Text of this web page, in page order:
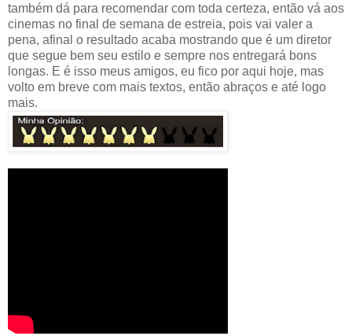
também dá para recomendar com toda certeza, então vá aos
cinemas no final de semana de estreia, pois vai valer a
pena, afinal o resultado acaba mostrando que é um diretor
que segue bem seu estilo e sempre nos entregará bons
longas. E é isso meus amigos, eu fico por aqui hoje, mas
volto em breve com mais textos, então abraços e até logo
mais.